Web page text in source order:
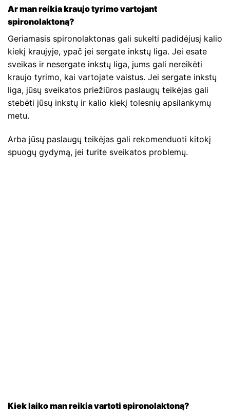
Ar man reikia kraujo tyrimo vartojant
spironolaktoną?
Geriamasis spironolaktonas gali sukelti padidėjusį kalio
kiekį kraujyje, ypač jei sergate inkstų liga. Jei esate
sveikas ir nesergate inkstų liga, jums gali nereikėti
kraujo tyrimo, kai vartojate vaistus. Jei sergate inkstų
liga, jūsų sveikatos priežiūros paslaugų teikėjas gali
stebėti jūsų inkstų ir kalio kiekį tolesnių apsilankymų
metu.
Arba jūsų paslaugų teikėjas gali rekomenduoti kitokį
spuogų gydymą, jei turite sveikatos problemų.
Kiek laiko man reikia vartoti spironolaktoną?